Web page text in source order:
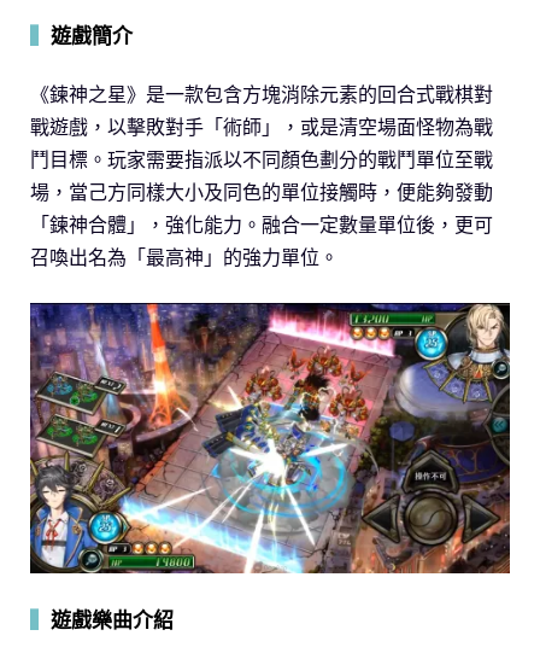
遊戲簡介
《鍊神之星》是一款包含方塊消除元素的回合式戰棋對
戰遊戲，以擊敗對手「術師」，或是清空場面怪物為戰
鬥目標。玩家需要指派以不同顏色劃分的戰鬥單位至戰
場，當己方同樣大小及同色的單位接觸時，便能夠發動
「鍊神合體」，強化能力。融合一定數量單位後，更可
召喚出名為「最高神」的強力單位。
遊戲樂曲介紹